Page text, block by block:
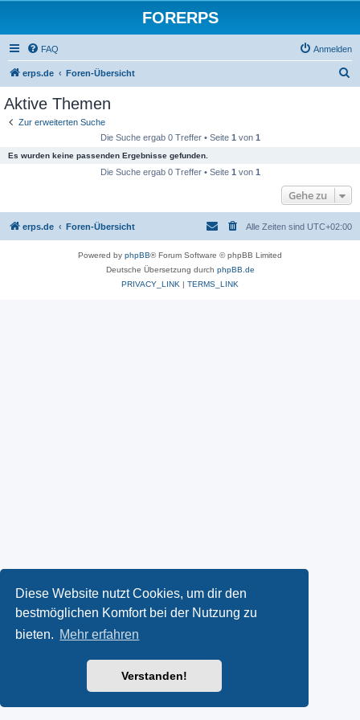
Diese Website nutzt Cookies, um dir den
bestmöglichen Komfort bei der Nutzung zu
bieten. Mehr erfahren
Verstanden!
FORERPS
FAQ Anmelden
erps.de Foren-Übersicht
Aktive Themen
Zur erweiterten Suche
Die Suche ergab 0 Treffer • Seite 1 von 1
Es wurden keine passenden Ergebnisse gefunden.
Die Suche ergab 0 Treffer • Seite 1 von 1
Gehe zu
erps.de Foren-Übersicht Alle Zeiten sind UTC+02:00
Powered by phpBB® Forum Software © phpBB Limited
Deutsche Übersetzung durch phpBB.de
PRIVACY_LINK | TERMS_LINK